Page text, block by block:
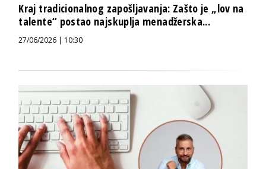
Kraj tradicionalnog zapošljavanja: Zašto je „lov na
talente“ postao najskuplja menadžerska...
27/06/2026 | 10:30